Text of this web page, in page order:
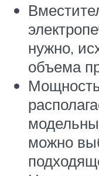
нужно,
объема
можно